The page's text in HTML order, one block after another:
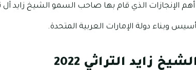
الإنجازات الذي قام بها صاحب السمو الشيخ زايد آل
وبناء دولة الإمارات العربية المتحدة.
زايد التراثي 2022